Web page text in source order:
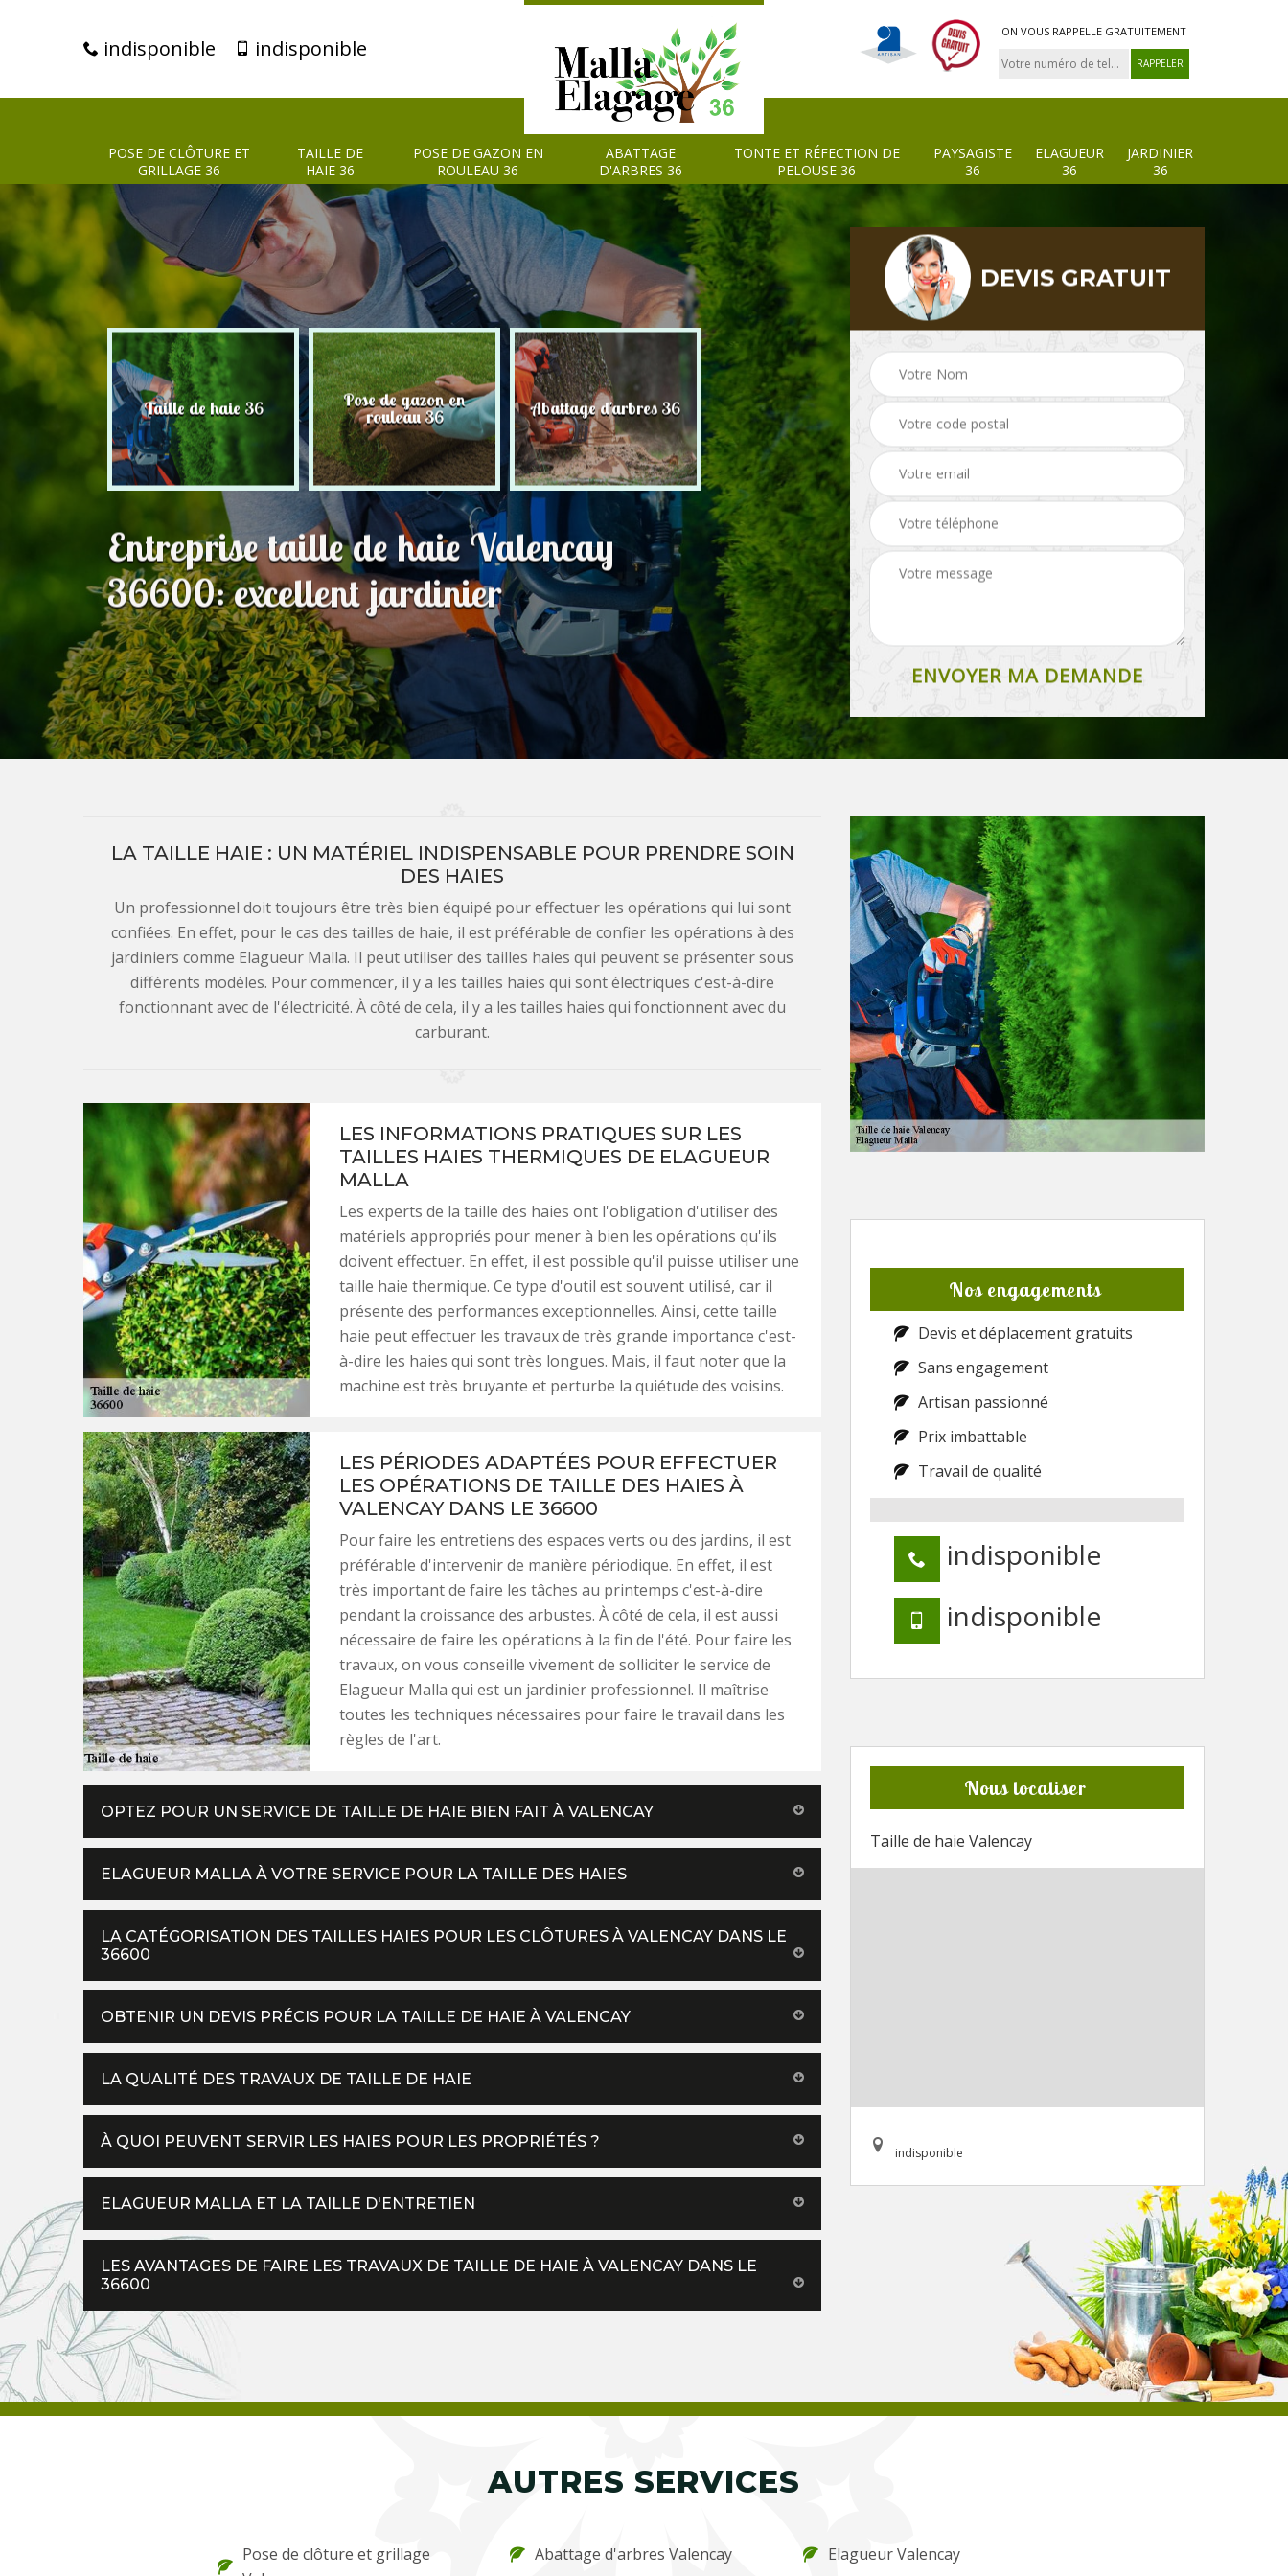
indisponible indisponible
ON VOUS RAPPELLE GRATUITEMENT
POSE DE CLÔTURE ET
GRILLAGE 36
TAILLE DE
HAIE 36
POSE DE GAZON EN
ROULEAU 36
ABATTAGE
D'ARBRES 36
TONTE ET RÉFECTION DE
PELOUSE 36
PAYSAGISTE
36
ELAGUEUR
36
JARDINIER
36
et Taille de haie 36 Pose de gazon en
rouleau 36 Abattage d'arbres 36 Tonte et réfection de
pelouse 36 Paysagiste 36 Elagueur 36
Entreprise taille de haie Valencay
36600: excellent jardinier
DEVIS GRATUIT
LA TAILLE HAIE : UN MATÉRIEL INDISPENSABLE POUR PRENDRE SOIN
DES HAIES
Un professionnel doit toujours être très bien équipé pour effectuer les opérations qui lui sont
confiées. En effet, pour le cas des tailles de haie, il est préférable de confier les opérations à des
jardiniers comme Elagueur Malla. Il peut utiliser des tailles haies qui peuvent se présenter sous
différents modèles. Pour commencer, il y a les tailles haies qui sont électriques c'est-à-dire
fonctionnant avec de l'électricité. À côté de cela, il y a les tailles haies qui fonctionnent avec du
carburant.
LES INFORMATIONS PRATIQUES SUR LES
TAILLES HAIES THERMIQUES DE ELAGUEUR
MALLA
Les experts de la taille des haies ont l'obligation d'utiliser des
matériels appropriés pour mener à bien les opérations qu'ils
doivent effectuer. En effet, il est possible qu'il puisse utiliser une
taille haie thermique. Ce type d'outil est souvent utilisé, car il
présente des performances exceptionnelles. Ainsi, cette taille
haie peut effectuer les travaux de très grande importance c'est-
à-dire les haies qui sont très longues. Mais, il faut noter que la
machine est très bruyante et perturbe la quiétude des voisins.
LES PÉRIODES ADAPTÉES POUR EFFECTUER
LES OPÉRATIONS DE TAILLE DES HAIES À
VALENCAY DANS LE 36600
Pour faire les entretiens des espaces verts ou des jardins, il est
préférable d'intervenir de manière périodique. En effet, il est
très important de faire les tâches au printemps c'est-à-dire
pendant la croissance des arbustes. À côté de cela, il est aussi
nécessaire de faire les opérations à la fin de l'été. Pour faire les
travaux, on vous conseille vivement de solliciter le service de
Elagueur Malla qui est un jardinier professionnel. Il maîtrise
toutes les techniques nécessaires pour faire le travail dans les
règles de l'art.
OPTEZ POUR UN SERVICE DE TAILLE DE HAIE BIEN FAIT À VALENCAY
ELAGUEUR MALLA À VOTRE SERVICE POUR LA TAILLE DES HAIES
LA CATÉGORISATION DES TAILLES HAIES POUR LES CLÔTURES À VALENCAY DANS LE
36600
OBTENIR UN DEVIS PRÉCIS POUR LA TAILLE DE HAIE À VALENCAY
LA QUALITÉ DES TRAVAUX DE TAILLE DE HAIE
À QUOI PEUVENT SERVIR LES HAIES POUR LES PROPRIÉTÉS ?
ELAGUEUR MALLA ET LA TAILLE D'ENTRETIEN
LES AVANTAGES DE FAIRE LES TRAVAUX DE TAILLE DE HAIE À VALENCAY DANS LE
36600
Nos engagements
Devis et déplacement gratuits
Sans engagement
Artisan passionné
Prix imbattable
Travail de qualité
indisponible
indisponible
Nous localiser
Taille de haie Valencay
indisponible
AUTRES SERVICES
Pose de clôture et grillage
Abattage d'arbres Valencay Elagueur Valencay